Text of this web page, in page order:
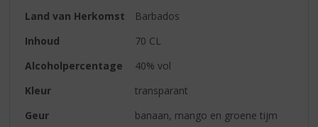
Land van Herkomst
Barbados
Inhoud
70 CL
Alcoholpercentage
40% vol
Kleur
transparant
Geur
banaan, mango en groene tijm